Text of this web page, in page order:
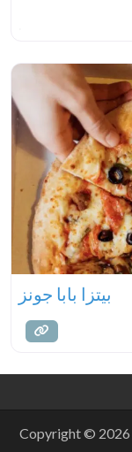
بيتزا بابا جونز
Copyright © 2026